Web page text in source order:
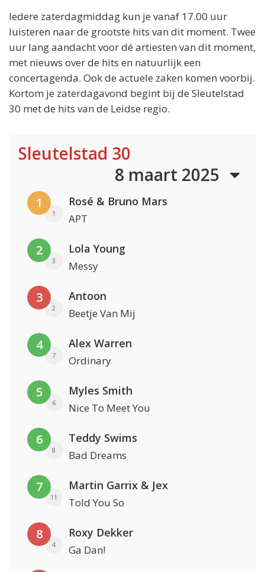
Iedere zaterdagmiddag kun je vanaf 17.00 uur
luisteren naar de grootste hits van dit moment. Twee
uur lang aandacht voor dé artiesten van dit moment,
met nieuws over de hits en natuurlijk een
concertagenda. Ook de actuele zaken komen voorbij.
Kortom je zaterdagavond begint bij de Sleutelstad
30 met de hits van de Leidse regio.
Sleutelstad 30
8 maart 2025
1
1
Rosé & Bruno Mars
APT
2
3
Lola Young
Messy
3
2
Antoon
Beetje Van Mij
4
7
Alex Warren
Ordinary
5
6
Myles Smith
Nice To Meet You
6
8
Teddy Swims
Bad Dreams
7
11
Martin Garrix & Jex
Told You So
8
4
Roxy Dekker
Ga Dan!